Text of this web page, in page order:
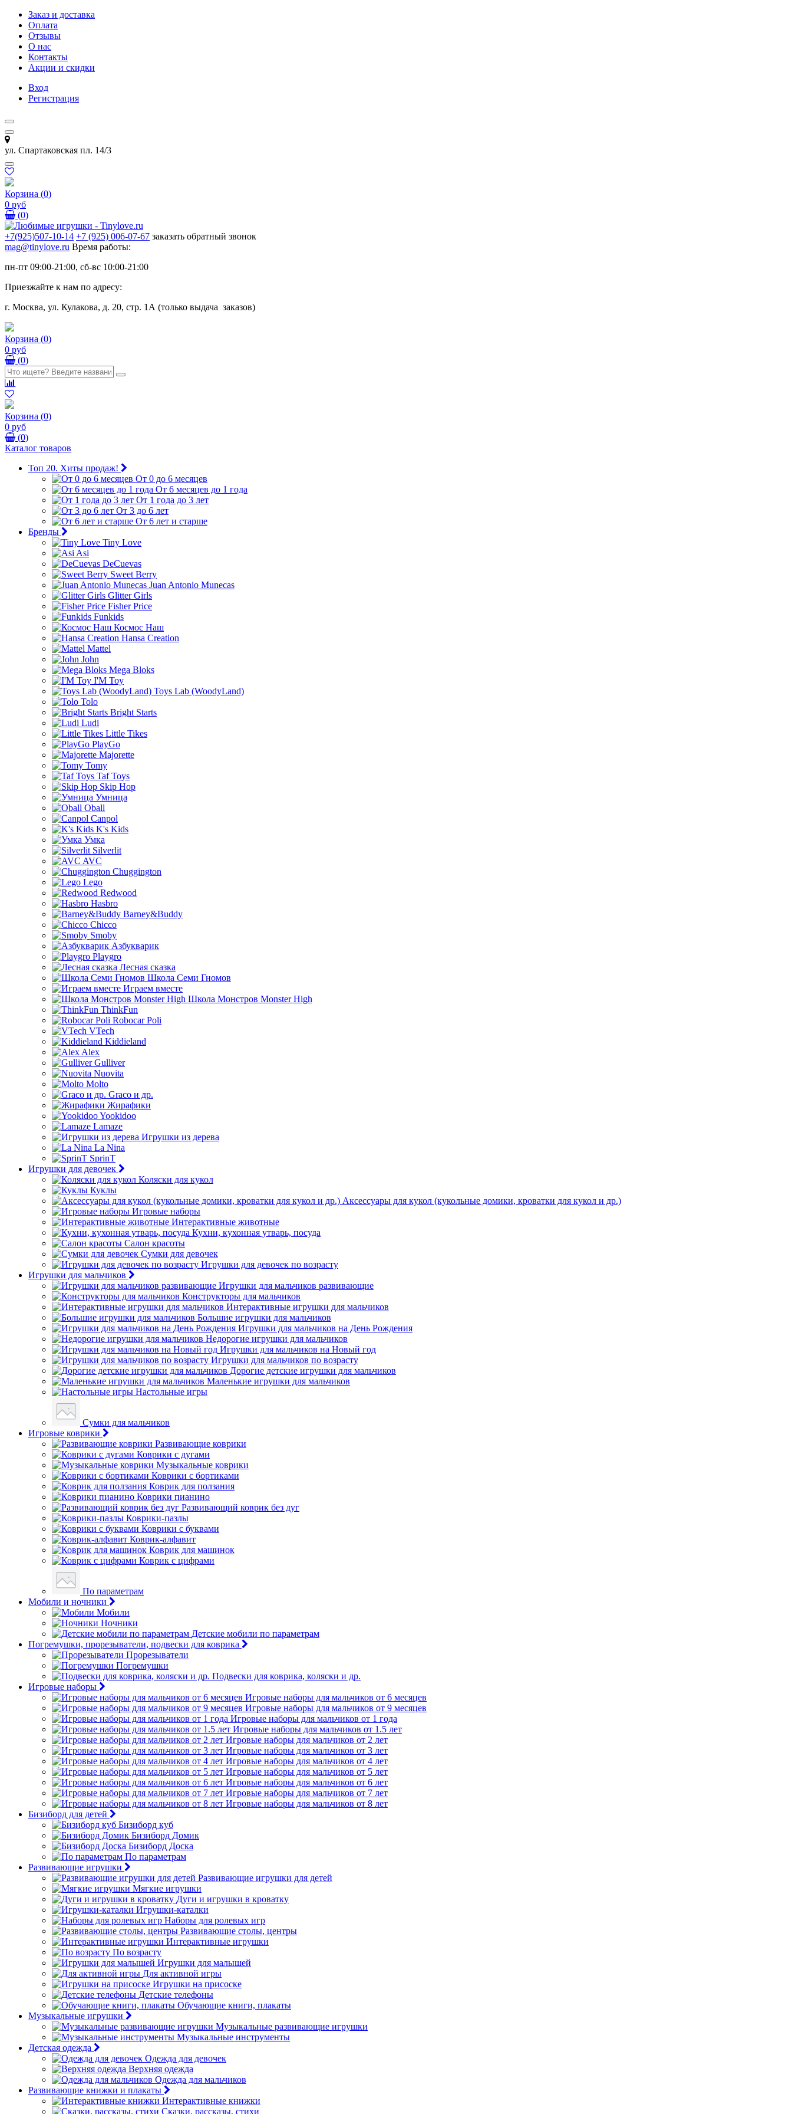
Заказ и доставка
Оплата
Отзывы
О нас
Контакты
Акции и скидки
Вход
Регистрация
ул. Спартаковская пл. 14/3
Корзина (0)
0 руб
(0)
+7(925)507-10-14 +7 (925) 006-07-67 заказать обратный звонок
mag@tinylove.ru Время работы:
пн-пт 09:00-21:00, сб-вс 10:00-21:00
Приезжайте к нам по адресу:
г. Москва, ул. Кулакова, д. 20, стр. 1А (только выдача заказов)
Корзина (0)
0 руб
(0)
Корзина (0)
0 руб
(0)
Каталог товаров
Топ 20. Хиты продаж!
От 0 до 6 месяцев
От 6 месяцев до 1 года
От 1 года до 3 лет
От 3 до 6 лет
От 6 лет и старше
Бренды
Tiny Love
Asi
DeCuevas
Sweet Berry
Juan Antonio Munecas
Glitter Girls
Fisher Price
Funkids
Космос Наш
Hansa Creation
Mattel
John
Mega Bloks
I'M Toy
Toys Lab (WoodyLand)
Tolo
Bright Starts
Ludi
Little Tikes
PlayGo
Majorette
Tomy
Taf Toys
Skip Hop
Умница
Oball
Canpol
K's Kids
Умка
Silverlit
AVC
Chuggington
Lego
Redwood
Hasbro
Barney&Buddy
Chicco
Smoby
Азбукварик
Playgro
Лесная сказка
Школа Семи Гномов
Играем вместе
Школа Монстров Monster High
ThinkFun
Robocar Poli
VTech
Kiddieland
Alex
Gulliver
Nuovita
Molto
Graco и др.
Жирафики
Yookidoo
Lamaze
Игрушки из дерева
La Nina
SprinT
Игрушки для девочек
Коляски для кукол
Куклы
Аксессуары для кукол (кукольные домики, кроватки для кукол и др.)
Игровые наборы
Интерактивные животные
Кухни, кухонная утварь, посуда
Салон красоты
Сумки для девочек
Игрушки для девочек по возрасту
Игрушки для мальчиков
Игрушки для мальчиков развивающие
Конструкторы для мальчиков
Интерактивные игрушки для мальчиков
Большие игрушки для мальчиков
Игрушки для мальчиков на День Рождения
Недорогие игрушки для мальчиков
Игрушки для мальчиков на Новый год
Игрушки для мальчиков по возрасту
Дорогие детские игрушки для мальчиков
Маленькие игрушки для мальчиков
Настольные игры
Сумки для мальчиков
Игровые коврики
Развивающие коврики
Коврики с дугами
Музыкальные коврики
Коврики с бортиками
Коврик для ползания
Коврики пианино
Развивающий коврик без дуг
Коврики-пазлы
Коврики с буквами
Коврик-алфавит
Коврик для машинок
Коврик с цифрами
По параметрам
Мобили и ночники
Мобили
Ночники
Детские мобили по параметрам
Погремушки, прорезыватели, подвески для коврика
Прорезыватели
Погремушки
Подвески для коврика, коляски и др.
Игровые наборы
Игровые наборы для мальчиков от 6 месяцев
Игровые наборы для мальчиков от 9 месяцев
Игровые наборы для мальчиков от 1 года
Игровые наборы для мальчиков от 1.5 лет
Игровые наборы для мальчиков от 2 лет
Игровые наборы для мальчиков от 3 лет
Игровые наборы для мальчиков от 4 лет
Игровые наборы для мальчиков от 5 лет
Игровые наборы для мальчиков от 6 лет
Игровые наборы для мальчиков от 7 лет
Игровые наборы для мальчиков от 8 лет
Бизиборд для детей
Бизиборд куб
Бизиборд Домик
Бизиборд Доска
По параметрам
Развивающие игрушки
Развивающие игрушки для детей
Мягкие игрушки
Дуги и игрушки в кроватку
Игрушки-каталки
Наборы для ролевых игр
Развивающие столы, центры
Интерактивные игрушки
По возрасту
Игрушки для малышей
Для активной игры
Игрушки на присоске
Детские телефоны
Обучающие книги, плакаты
Музыкальные игрушки
Музыкальные развивающие игрушки
Музыкальные инструменты
Детская одежда
Одежда для девочек
Верхняя одежда
Одежда для мальчиков
Развивающие книжки и плакаты
Интерактивные книжки
Сказки, рассказы, стихи